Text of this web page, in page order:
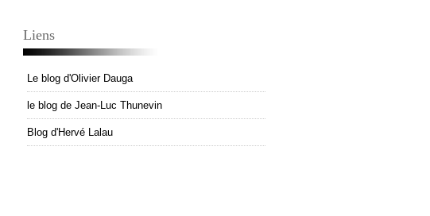
Liens
Le blog d'Olivier Dauga
le blog de Jean-Luc Thunevin
Blog d'Hervé Lalau